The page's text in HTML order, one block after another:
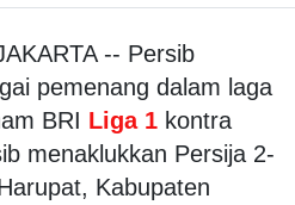
-- Persib
pemenang dalam laga
BRI Liga 1 kontra
menaklukkan Persija 2-
Kabupaten